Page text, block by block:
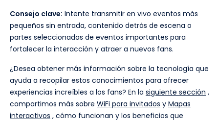
Consejo clave: Intente transmitir en vivo eventos más
pequeños sin entrada, contenido detrás de escena o
partes seleccionadas de eventos importantes para
fortalecer la interacción y atraer a nuevos fans.
¿Desea obtener más información sobre la tecnología que
ayuda a recopilar estos conocimientos para ofrecer
experiencias increíbles a los fans? En la siguiente sección ,
compartimos más sobre WiFi para invitados y Mapas
interactivos , cómo funcionan y los beneficios que